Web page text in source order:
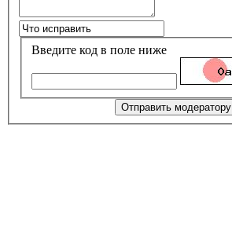
Введите код в поле ниже
Отправить модератору